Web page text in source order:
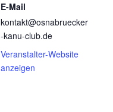
E-Mail
kontakt@osnabruecker
-kanu-club.de
Veranstalter-Website
anzeigen